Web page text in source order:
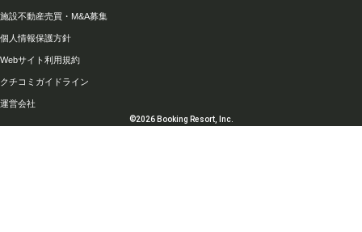
施設不動産売買・M&A募集
個人情報保護方針
Webサイト利用規約
クチコミガイドライン
運営会社
©2026 Booking Resort, Inc.